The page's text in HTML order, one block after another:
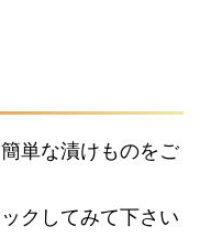
単な漬けものをご
クしてみて下さい